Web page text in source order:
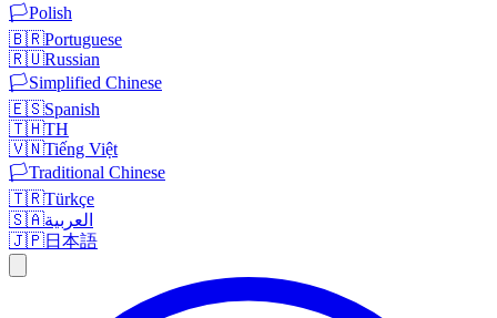
🏳️Polish
🇧🇷Portuguese
🇷🇺Russian
🏳️Simplified Chinese
🇪🇸Spanish
🇹🇭TH
🇻🇳Tiếng Việt
🏳️Traditional Chinese
🇹🇷Türkçe
🇸🇦العربية
🇯🇵日本語